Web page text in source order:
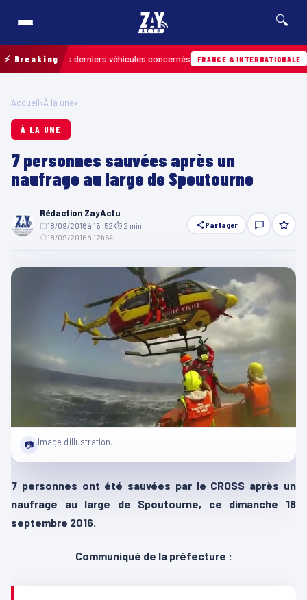
🔍
⚡ Breaking
les derniers véhicules concernés FRANCE & INTERNATIONALE Hier
Accueil›À la une›
À LA UNE
7 personnes sauvées après un
naufrage au large de Spoutourne
Rédaction ZayActu
18/09/2016 à 16h52 ⏱ 2 min
18/09/2016 à 12h54
Partager
📷 Image d'illustration.
7 personnes ont été sauvées par le CROSS après un
naufrage au large de Spoutourne, ce dimanche 18
septembre 2016.
Communiqué de la préfecture :